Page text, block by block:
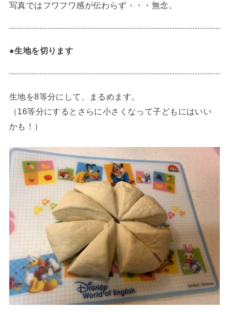
写真ではフワフワ感が伝わらず・・・無念。
●生地を切ります
生地を8等分にして、まるめます。
（16等分にするとさらに小さくなって子どもにはいい
かも！）